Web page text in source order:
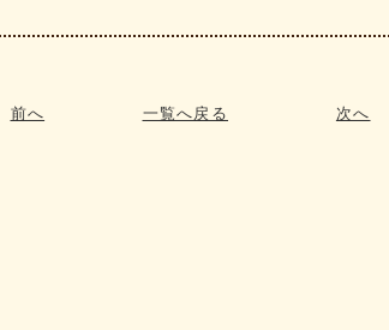
前へ 一覧へ戻る 次へ